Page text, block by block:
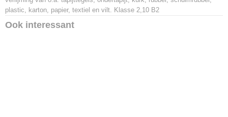
plastic, karton, papier, textiel en vilt. Klasse 2,10 B2
Ook interessant